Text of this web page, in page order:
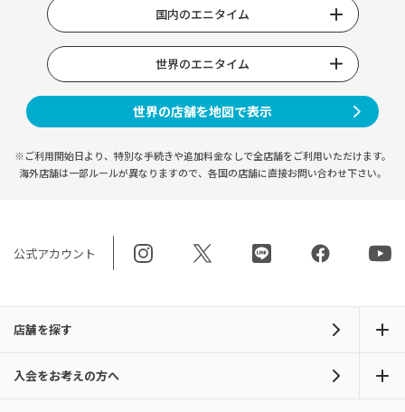
国内のエニタイム
世界のエニタイム
世界の店舗を地図で表示
※ご利用開始日より、特別な手続きや追加料金なしで全店舗をご利用いただけます。
海外店舗は一部ルールが異なりますので、 各国の店舗に直接お問い合わせ下さい。
公式アカウント
店舗を探す
入会をお考えの方へ